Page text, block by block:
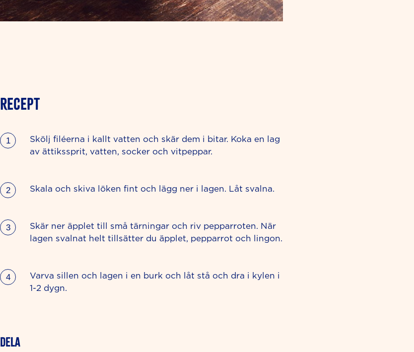
RECEPT
Skölj filéerna i kallt vatten och skär dem i bitar. Koka en lag
av ättikssprit, vatten, socker och vitpeppar.
Skala och skiva löken fint och lägg ner i lagen. Låt svalna.
Skär ner äpplet till små tärningar och riv pepparroten. När
lagen svalnat helt tillsätter du äpplet, pepparrot och lingon.
Varva sillen och lagen i en burk och låt stå och dra i kylen i
1-2 dygn.
Dela